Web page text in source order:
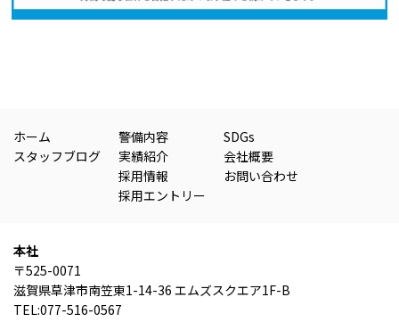
ホーム
スタッフブログ
警備内容
実績紹介
採用情報
採用エントリー
SDGs
会社概要
お問い合わせ
本社
〒525-0071
滋賀県草津市南笠東1-14-36 エムズスクエア1F-B
TEL:077-516-0567